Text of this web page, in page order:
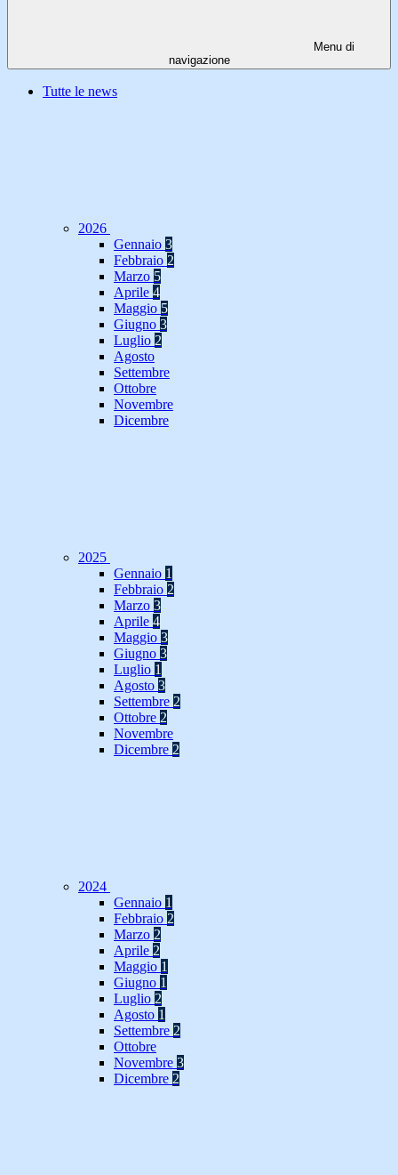
Menu di
navigazione
Tutte le news
2026
Gennaio 3
Febbraio 2
Marzo 5
Aprile 4
Maggio 5
Giugno 3
Luglio 2
Agosto
Settembre
Ottobre
Novembre
Dicembre
2025
Gennaio 1
Febbraio 2
Marzo 3
Aprile 4
Maggio 3
Giugno 3
Luglio 1
Agosto 3
Settembre 2
Ottobre 2
Novembre
Dicembre 2
2024
Gennaio 1
Febbraio 2
Marzo 2
Aprile 2
Maggio 1
Giugno 1
Luglio 2
Agosto 1
Settembre 2
Ottobre
Novembre 3
Dicembre 2